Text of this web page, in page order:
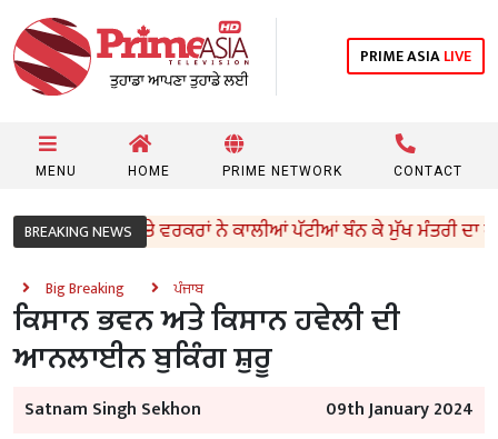
PRIME ASIALIVE
MENU HOME PRIME NETWORK CONTACT
BREAKING NEWS
ਵਿਧਾਇਕਾਂ ਤੇ ਵਰਕਰਾਂ ਨੇ ਕਾਲੀਆਂ ਪੱਟੀਆਂ ਬੰਨ ਕੇ ਮੁੱਖ ਮੰਤਰੀ ਦਾ ਕੀਤਾ
Big Breaking ਪੰਜਾਬ
ਕਿਸਾਨ ਭਵਨ ਅਤੇ ਕਿਸਾਨ ਹਵੇਲੀ ਦੀ
ਆਨਲਾਈਨ ਬੁਕਿੰਗ ਸ਼ੁਰੂ
Satnam Singh Sekhon 09th January 2024